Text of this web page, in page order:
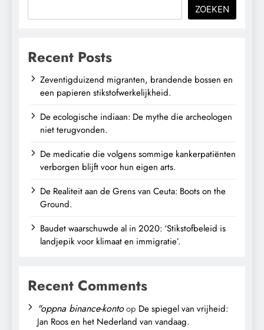
ZOEKEN
Recent Posts
Zeventigduizend migranten, brandende bossen en
een papieren stikstofwerkelijkheid.
De ecologische indiaan: De mythe die archeologen
niet terugvonden.
De medicatie die volgens sommige kankerpatiënten
verborgen blijft voor hun eigen arts.
De Realiteit aan de Grens van Ceuta: Boots on the
Ground.
Baudet waarschuwde al in 2020: ‘Stikstofbeleid is
landjepik voor klimaat en immigratie’.
Recent Comments
"oppna binance-kontoop De spiegel van vrijheid:
Jan Roos en het Nederland van vandaag.